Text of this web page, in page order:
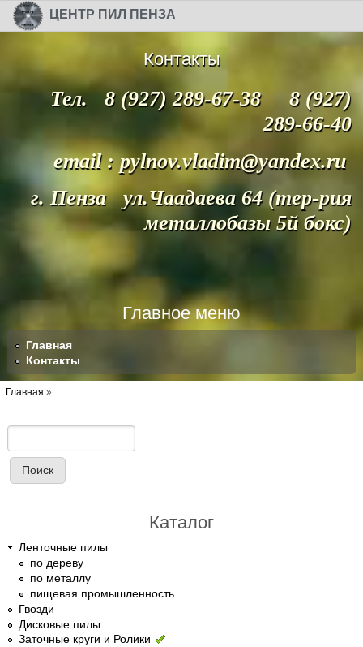
Перейти к основному содержанию
Skip to search
ЦЕНТР ПИЛ ПЕНЗА
Контакты
Тел. 8 (927) 289-67-38 8 (927)
289-66-40
email : pylnov.vladim@yandex.ru
г. Пенза ул.Чаадаева 64 (тер-рия
металлобазы 5й бокс)
Главное меню
Главная
Контакты
Вы здесь
Главная »
Поиск
Каталог
Ленточные пилы
по дереву
по металлу
пищевая промышленность
Гвозди
Дисковые пилы
Заточные круги и Ролики